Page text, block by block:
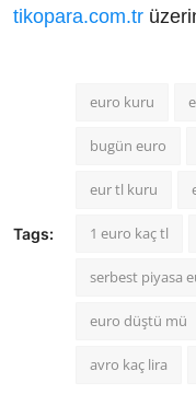
tikopara.com.tr
Tags:
euro kuru
bugün euro
eur tl kuru
1 euro kaç tl
serbest piyasa
euro düştü mü
avro kaç lira